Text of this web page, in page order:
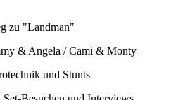
zu "Landman"
& Angela / Cami & Monty
und Stunts